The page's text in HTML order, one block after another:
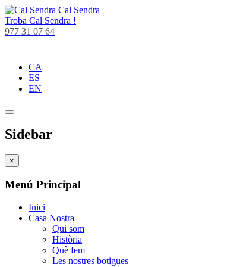
Cal Sendra
Troba Cal Sendra !
977 31 07 64
CA
ES
EN
Sidebar
×
Menú Principal
Inici
Casa Nostra
Qui som
Història
Què fem
Les nostres botigues